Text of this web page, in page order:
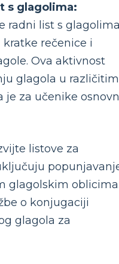
s glagolima:
radni list s
rečenice i
Ova aktivnost
glagola u različitim
za učenike
listove za
glagolskim
o konjugaciji
glagola za